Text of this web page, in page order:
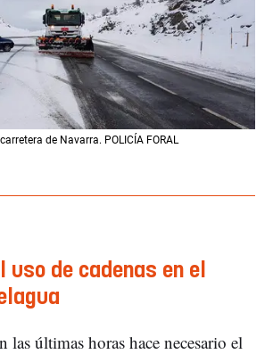
de Navarra. POLICÍA FORAL
uso de cadenas en el
las últimas horas hace necesario el